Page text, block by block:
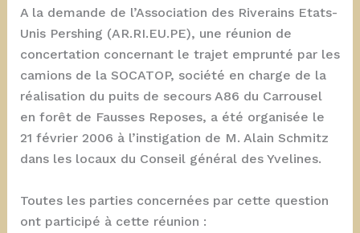
A la demande de l’Association des Riverains Etats-
Unis Pershing (AR.RI.EU.PE), une réunion de
concertation concernant le trajet emprunté par les
camions de la SOCATOP, société en charge de la
réalisation du puits de secours A86 du Carrousel
en forêt de Fausses Reposes, a été organisée le
21 février 2006 à l’instigation de M. Alain Schmitz
dans les locaux du Conseil général des Yvelines.
Toutes les parties concernées par cette question
ont participé à cette réunion :